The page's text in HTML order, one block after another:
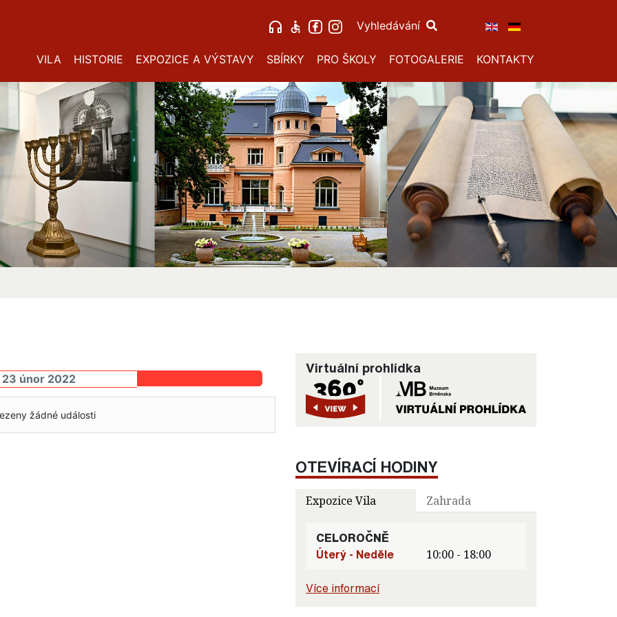
Vyhledávání
VILA HISTORIE EXPOZICE A VÝSTAVY SBÍRKY PRO ŠKOLY FOTOGALERIE KONTAKTY
únor 2022
žádné události
Virtuální prohlídka
OTEVÍRACÍ HODINY
Expozice Vila Zahrada
CELOROČNĚ
Úterý - Neděle
10:00 - 18:00
Více informací